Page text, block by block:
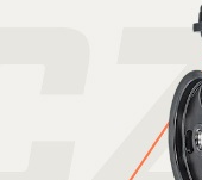
Warsztaty